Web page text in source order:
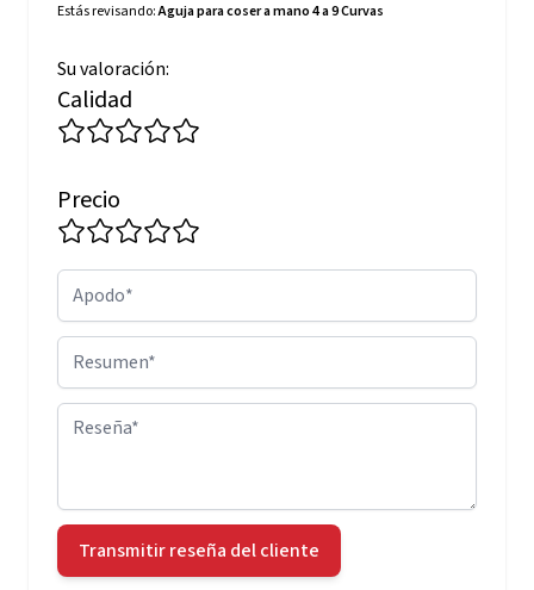
Estás revisando:Aguja para coser a mano 4 a 9 Curvas
Su valoración:
Calidad
Precio
Apodo
Resumen
Reseña
Transmitir reseña del cliente